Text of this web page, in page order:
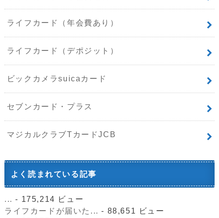
ライフカード（年会費あり）
ライフカード（デポジット）
ビックカメラsuicaカード
セブンカード・プラス
マジカルクラブTカードJCB
よく読まれている記事
... - 175,214 ビュー
ライフカードが届いた... - 88,651 ビュー